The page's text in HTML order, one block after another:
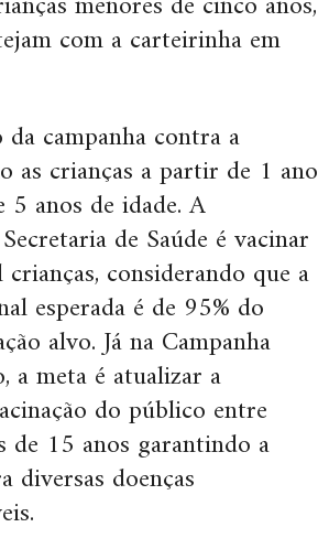
com a carteirinha em
campanha contra a
as crianças a partir de 1 ano
5 anos de idade. A
de Saúde é vacinar
considerando que a
esperada é de 95% do
alvo. Já na Campanha
a meta é atualizar a
do público entre
de 15 anos garantindo a
diversas doenças